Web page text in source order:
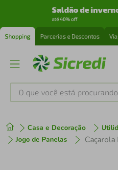
Saldão de
até 40% off
Shopping Parcerias e Descontos
O que você está procurando?
Casa e Decoração
Jogo de Panelas
1º tenis